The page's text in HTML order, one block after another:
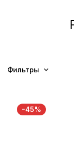
Фильтры
-45%